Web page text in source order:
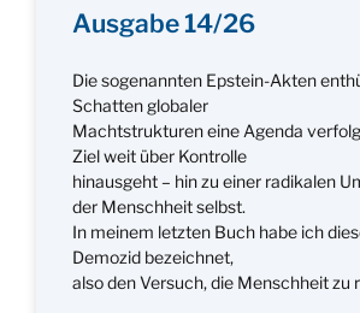
Ausgabe 14/26
Die sogenannten Epstein-Akten
Schatten globaler
Machtstrukturen eine Agenda
Ziel weit über Kontrolle
hinausgeht – hin zu einer radikalen
der Menschheit selbst.
In meinem letzten Buch habe ich
Demozid bezeichnet,
also den Versuch, die Menschheit zu